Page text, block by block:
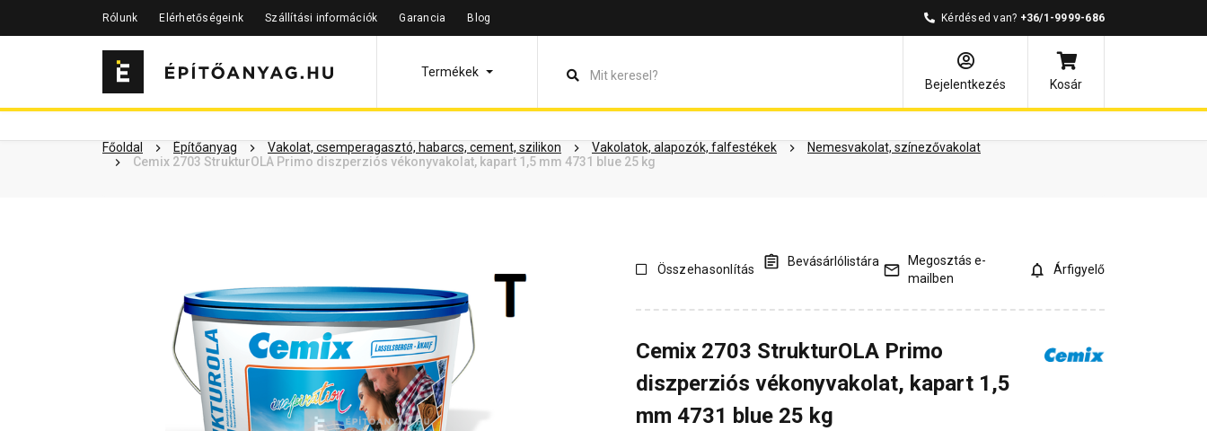
Rólunk Elérhetőségeink Szállítási információk Garancia Blog Kérdésed van? +36/1-9999-686
Termékek
Bejelentkezés
Kosár
Főoldal Építőanyag Vakolat, csemperagasztó, habarcs, cement, szilikon Vakolatok, alapozók, falfestékek
Nemesvakolat, színezővakolat
Cemix 2703 StrukturOLA Primo diszperziós vékonyvakolat, kapart 1,5 mm 4731 blue 25 kg
Szükséged lehet rá Részletes leírás Termékinformáció Dokumentumok Vásárlói vélemények Kérdések és válaszok
Összehasonlítás
Bevásárlólistára
Megosztás e-
mailben
Árfigyelő
Cemix 2703 StrukturOLA Primo
diszperziós vékonyvakolat, kapart 1,5
mm 4731 blue 25 kg